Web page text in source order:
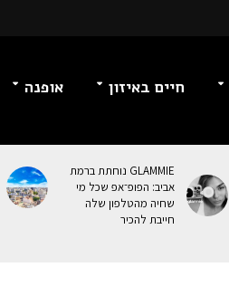
חיים באיזון אופנה
GLAMMIE נוחתת ברמת
אביב: הפופ־אפ שכל מי
שחיה מהטלפון שלה
חייבת להכיר